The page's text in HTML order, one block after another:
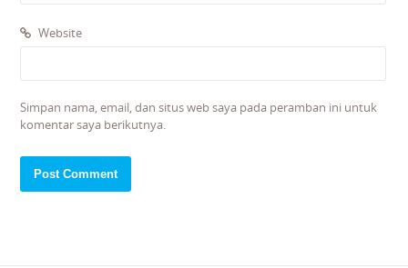
Website
Simpan nama, email, dan situs web saya pada peramban ini untuk
komentar saya berikutnya.